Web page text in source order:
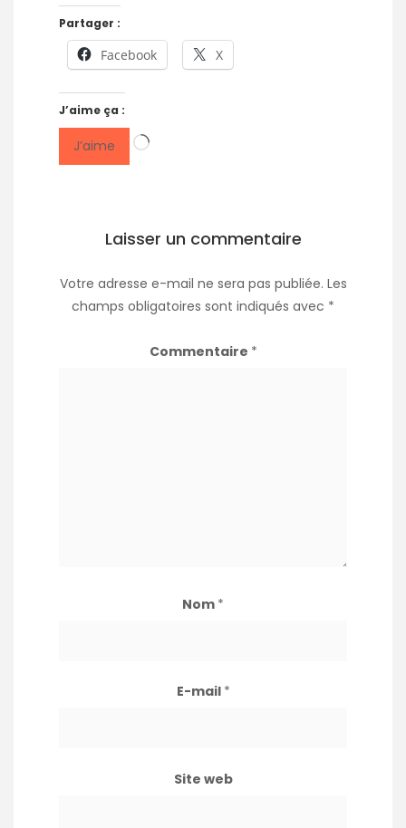
Partager :
Facebook X
J’aime ça :
J’aime Chargement…
Laisser un commentaire
Votre adresse e-mail ne sera pas publiée. Les
champs obligatoires sont indiqués avec *
Commentaire *
Nom *
E-mail *
Site web